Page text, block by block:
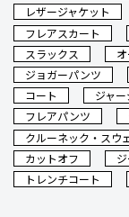
レザージャケット
フレアスカート
スラックス
ジョガーパンツ
コート
ジャー
フレアパンツ
クルーネック・スウ
カットオフ
トレンチコート